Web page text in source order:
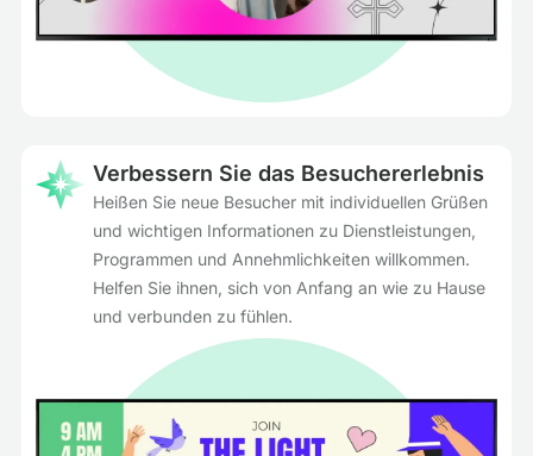
Verbessern Sie das Besuchererlebnis
Heißen Sie neue Besucher mit individuellen Grüßen
und wichtigen Informationen zu Dienstleistungen,
Programmen und Annehmlichkeiten willkommen.
Helfen Sie ihnen, sich von Anfang an wie zu Hause
und verbunden zu fühlen.